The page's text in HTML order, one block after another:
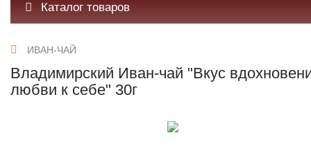
Каталог товаров
ИВАН-ЧАЙ
Владимирский Иван-чай "Вкус
любви к себе" 30г